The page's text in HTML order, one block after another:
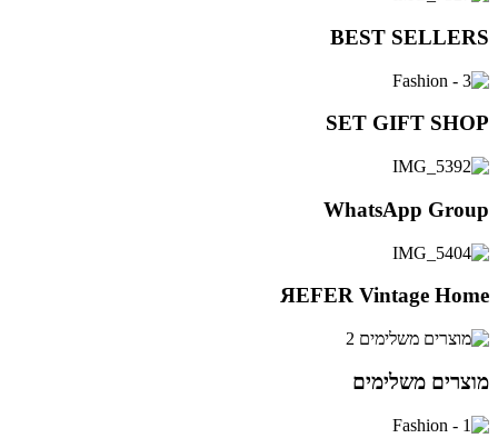
BEST SELLERS
SET GIFT SHOP
WhatsApp Group
ЯEFER Vintage Home
מוצרים משלימים